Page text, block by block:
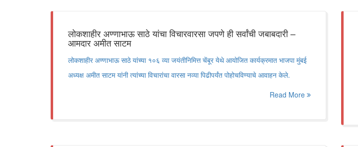
लोकशाहीर अण्णाभाऊ साठे यांचा विचारवारसा जपणे ही सर्वांची जबाबदारी –
आमदार अमीत साटम
लोकशाहीर अण्णाभाऊ साठे यांच्या १०६ व्या जयंतीनिमित्त चेंबूर येथे आयोजित कार्यक्रमात भाजपा मुंबई
अध्यक्ष अमीत साटम यांनी त्यांच्या विचारांचा वारसा नव्या पिढीपर्यंत पोहोचविण्याचे आवाहन केले.
Read More